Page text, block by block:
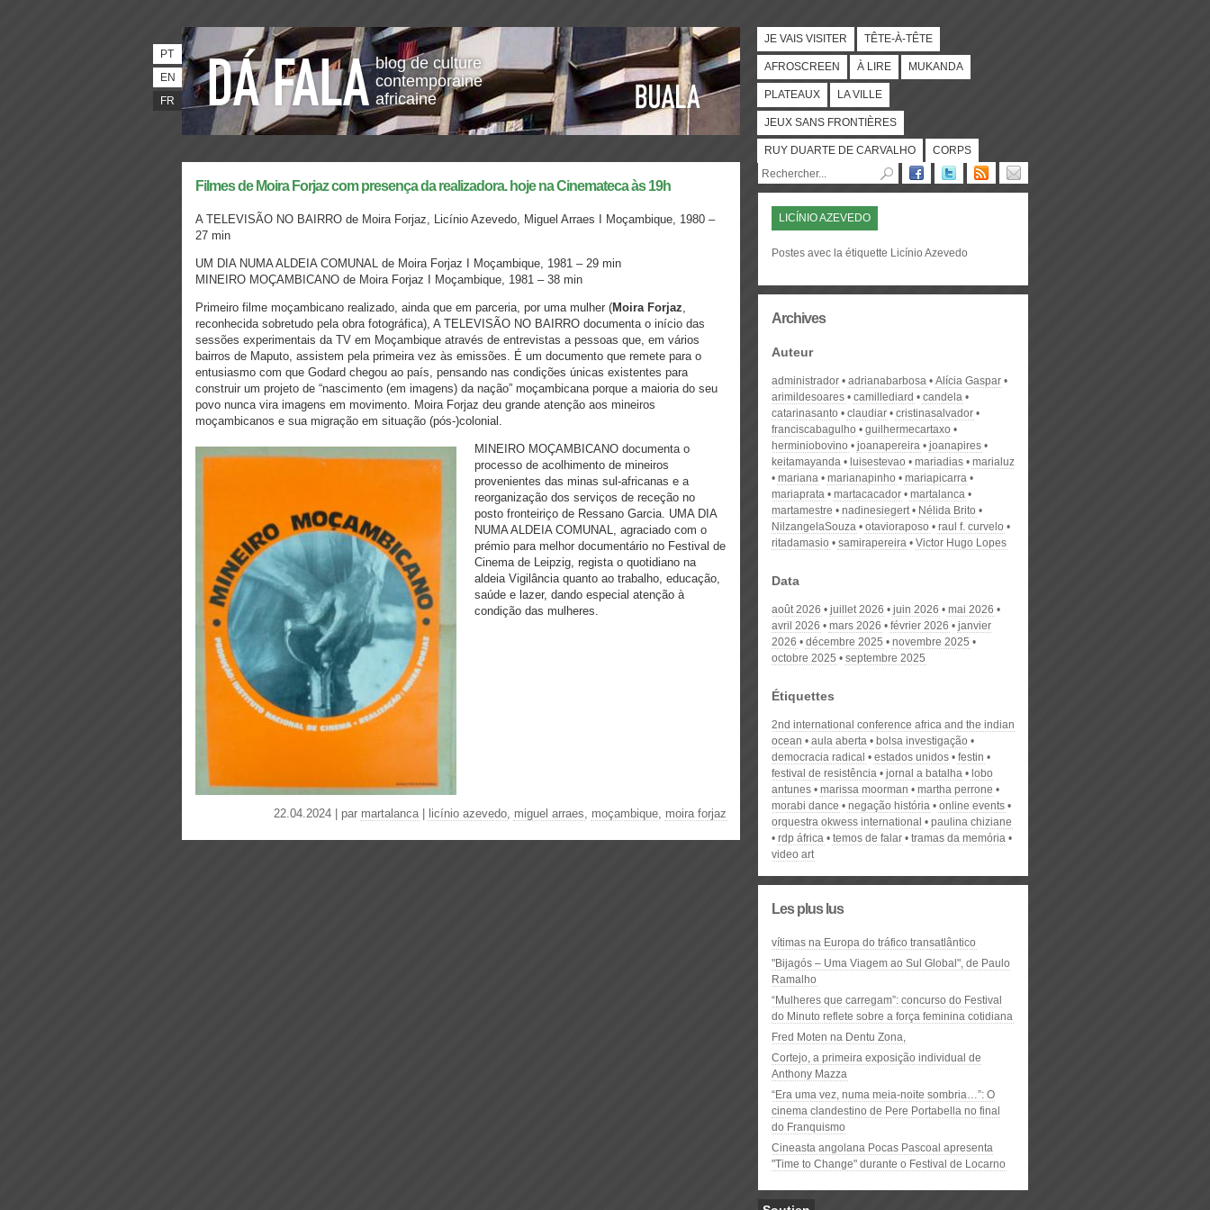
blog de culture
contemporaine
africaine
PT
EN
FR
JE VAIS VISITER TÊTE-À-TÊTE
AFROSCREEN À LIRE MUKANDA
PLATEAUX LA VILLE
JEUX SANS FRONTIÈRES
RUY DUARTE DE CARVALHO CORPS
Filmes de Moira Forjaz com presença da realizadora. hoje na Cinemateca às 19h
A TELEVISÃO NO BAIRRO de Moira Forjaz, Licínio Azevedo, Miguel Arraes I
Moçambique, 1980 –
27 min
UM DIA NUMA ALDEIA COMUNAL de Moira Forjaz I Moçambique, 1981 – 29 min
MINEIRO MOÇAMBICANO de Moira Forjaz I Moçambique, 1981 – 38 min
Primeiro filme moçambicano realizado, ainda que em parceria, por uma mulher (Moira Forjaz,
reconhecida sobretudo pela obra fotográfica), A TELEVISÃO NO BAIRRO documenta o início das
sessões experimentais da TV em Moçambique através de entrevistas a pessoas que, em vários
bairros de Maputo, assistem pela primeira vez às emissões. É um documento que remete para o
entusiasmo com que Godard chegou ao país, pensando nas condições únicas existentes para
construir um projeto de “nascimento (em imagens) da nação” moçambicana porque a maioria do seu
povo nunca vira imagens em movimento. Moira Forjaz deu grande atenção aos mineiros
moçambicanos e sua migração em situação (pós-)colonial.
MINEIRO MOÇAMBICANO documenta o
processo de acolhimento de mineiros
provenientes das minas sul-africanas e a
reorganização dos serviços de receção no
posto fronteiriço de Ressano Garcia. UMA DIA
NUMA ALDEIA COMUNAL, agraciado com o
prémio para melhor documentário no Festival de
Cinema de Leipzig, regista o quotidiano na
aldeia Vigilância quanto ao trabalho, educação,
saúde e lazer, dando especial atenção à
condição das mulheres.
22.04.2024 | par martalanca| licínio azevedo, miguel arraes, moçambique, moira forjaz
LICÍNIO AZEVEDO
Postes avec la étiquette Licínio Azevedo
Archives
Auteur
administrador adrianabarbosa
Alícia Gaspar
arimildesoares
camillediard
candela
catarinasanto
claudiar
cristinasalvador
franciscabagulho
guilhermecartaxo
herminiobovino
joanapereira
joanapires
keitamayanda
luisestevao mariadias
marialuz
mariana
marianapinho
mariapicarra
mariaprata
martacacador
martalanca
martamestre
nadinesiegert
Nélida Brito
NilzangelaSouza
otavioraposo
raul f. curvelo
ritadamasio
samirapereira Victor Hugo Lopes
Data
août 2026 juillet 2026 juin 2026
mai 2026
avril 2026
mars 2026 février 2026
janvier
2026
décembre 2025
novembre 2025
octobre 2025
septembre 2025
Étiquettes
2nd international conference africa and the indian
ocean
aula aberta
bolsa investigação
democracia radical
estados unidos
festin
festival de resistência
jornal a batalha
lobo
antunes
marissa moorman
martha perrone
morabi dance
negação história
online events
orquestra okwess international
paulina chiziane
rdp áfrica
temos de falar
tramas da memória
video art
Les plus lus
vítimas na Europa do tráfico transatlântico
"Bijagós – Uma Viagem ao Sul Global", de Paulo
Ramalho
“Mulheres que carregam”: concurso do Festival
do Minuto reflete sobre a força feminina cotidiana
Fred Moten na Dentu Zona,
Cortejo, a primeira exposição individual de
Anthony Mazza
“Era uma vez, numa meia-noite sombria…”: O
cinema clandestino de Pere Portabella no final
do Franquismo
Cineasta angolana Pocas Pascoal apresenta
"Time to Change" durante o Festival de Locarno